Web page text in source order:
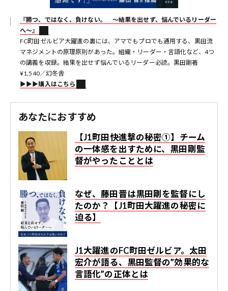
『勝つ、ではなく、負けない。 〜結果を出せず、悩んでいるリーダー
へ〜』
FC町田ゼルビア大躍進の裏には、アマでもプロでも通用する、黒田流
マネジメントの原理原則があった。組織・リーダー・言語化など、4つ
の講義を収録。結果を出せず悩んでいるリーダー必読。黒田剛著
¥1,540／幻冬舎
▶︎▶︎▶︎購入はこちら
あなたにおすすめ
【J1町田快進撃の秘密①】チーム
の一体感を出すために、黒田剛監
督がやったこととは
なぜ、藤田晋は黒田剛を監督にし
たのか？【J1町田大躍進の秘密に
迫る】
J1大躍進のFC町田ゼルビア。太田
宏介が語る、黒田監督の”効果的な
言語化”の正体とは